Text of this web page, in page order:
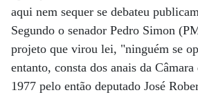
aqui nem sequer se debateu
Segundo o senador Pedro Simon
projeto que virou lei, "ninguém se
entanto, consta dos anais da
1977 pelo então deputado José